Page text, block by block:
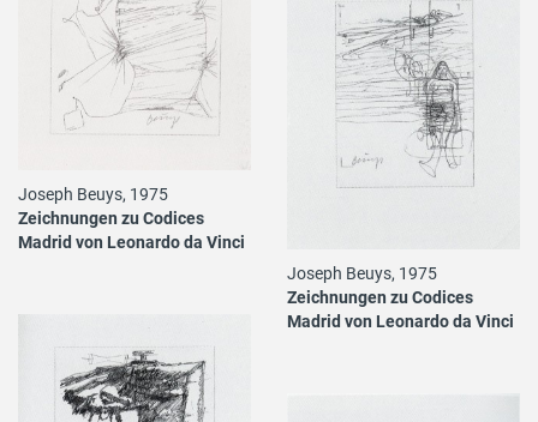
Joseph Beuys, 1975
Zeichnungen zu Codices
Madrid von Leonardo da Vinci
Joseph Beuys, 1975
Zeichnungen zu Codices
Madrid von Leonardo da Vinci